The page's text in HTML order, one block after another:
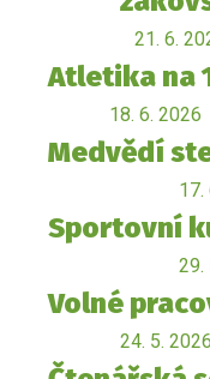
21. 6.
Atletika na
18. 6. 2026
Medvědí
17.
Sportovní
29.
Volné
24. 5. 2026